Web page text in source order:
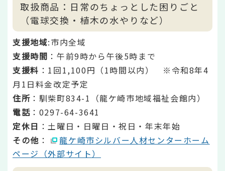
取扱商品：日常のちょっとした困りごと
（電球交換・植木の水やりなど）
支援地域:市内全域
支援時間 ：午前9時から午後5時まで
支援料 ：1回1,100円（1時間以内） ※令和8年4
月1日料金改定予定
住所 ：馴柴町834-1（龍ケ崎市地域福祉会館内）
電話 ：0297-64-3641
定休日 ：土曜日・日曜日・祝日・年末年始
その他 ：
龍ケ崎市シルバー人材センターホーム
ページ（外部サイト）